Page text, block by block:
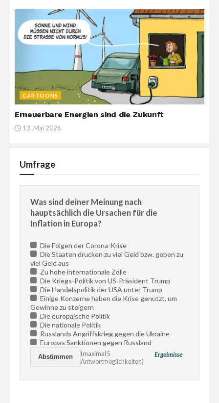
CARTOONS
Erneuerbare Energien sind die Zukunft
13. Mai 2026
Umfrage
Was sind deiner Meinung nach
hauptsächlich die Ursachen für die
Inflation in Europa?
Die Folgen der Corona-Krise
Die Staaten drucken zu viel Geld bzw. geben zu
viel Geld aus
Zu hohe internationale Zölle
Die Kriegs-Politik von US-Präsident Trump
Die Handelspolitik der USA unter Trump
Einige Konzerne haben die Krise genutzt, um
Gewinne zu steigern
Die europäische Politik
Die nationale Politik
Russlands Angriffskrieg gegen die Ukraine
Europas Sanktionen gegen Russland
Ergebnisse
(maximal 5
Antwortmöglichkeiten)